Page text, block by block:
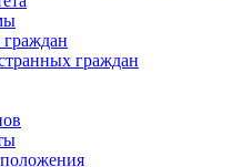
граждан